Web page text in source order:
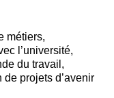
métiers,
l’université,
du travail,
de projets d’avenir